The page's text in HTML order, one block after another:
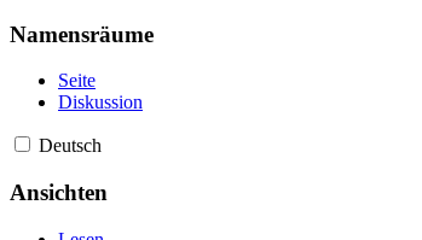
Namensräume
Seite
Diskussion
Deutsch
Ansichten